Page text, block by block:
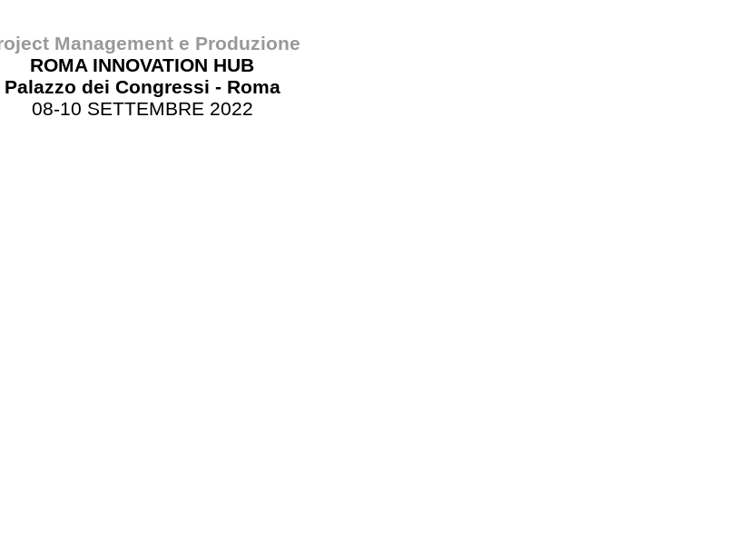
Management e Produzione
ROMA INNOVATION HUB
Palazzo dei Congressi - Roma
08-10 SETTEMBRE 2022